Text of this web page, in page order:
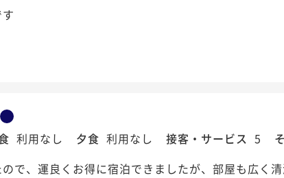
利用なし 夕食 利用なし 接客・サービス 5
で、運良くお得に宿泊できましたが、部屋も広く